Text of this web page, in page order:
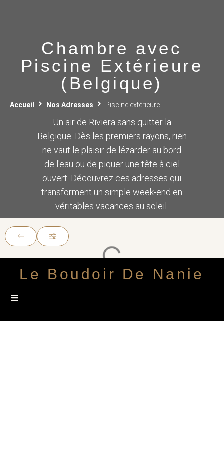
Chambre avec
Piscine Extérieure
(Belgique)
Accueil Nos Adresses Piscine extérieure
Un air de Riviera sans quitter la
Belgique. Dès les premiers rayons, rien
ne vaut le plaisir de lézarder au bord
de l'eau ou de piquer une tête à ciel
ouvert. Découvrez ces adresses qui
transforment un simple week-end en
véritables vacances au soleil.
Le Boudoir De Nanie